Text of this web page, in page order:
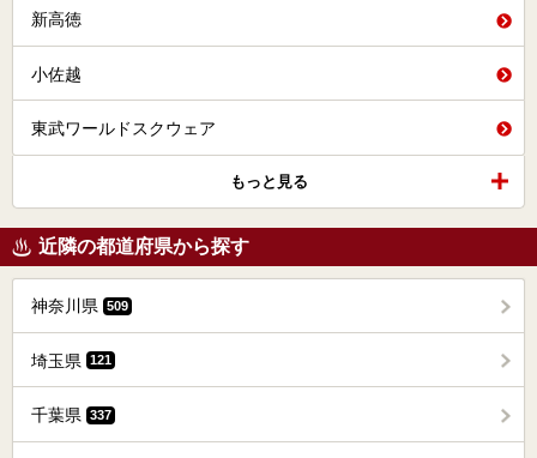
新高徳
小佐越
東武ワールドスクウェア
もっと見る
近隣の都道府県から探す
神奈川県 509
埼玉県 121
千葉県 337